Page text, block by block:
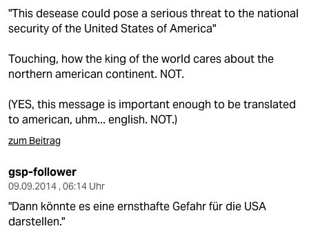
"This desease could pose a serious threat to the national
security of the United States of America"
Touching, how the king of the world cares about the
northern american continent. NOT.
(YES, this message is important enough to be translated
to american, uhm... english. NOT.)
zum Beitrag
gsp-follower
09.09.2014 , 06:14 Uhr
"Dann könnte es eine ernsthafte Gefahr für die USA
darstellen."